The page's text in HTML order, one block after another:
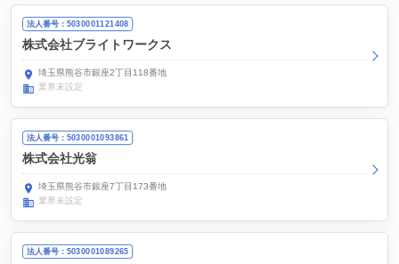
法人番号：5030001121408
株式会社ブライトワークス
埼玉県熊谷市銀座2丁目118番地
業界未設定
法人番号：5030001093861
株式会社光翁
埼玉県熊谷市銀座7丁目173番地
業界未設定
法人番号：5030001089265